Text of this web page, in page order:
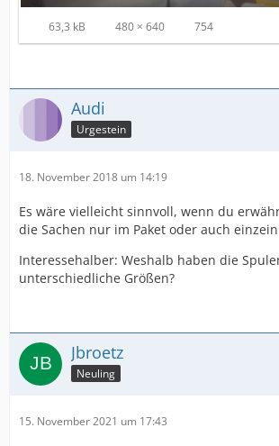
63,3 kB 480 × 640 754
Audi
Urgestein
18. November 2018 um 14:19
Es wäre vielleicht sinnvoll, wenn du
die Sachen nur im Paket oder auch
Interessehalber: Weshalb haben die
unterschiedliche Größen?
Jbroetz
Neuling
15. November 2021 um 17:43